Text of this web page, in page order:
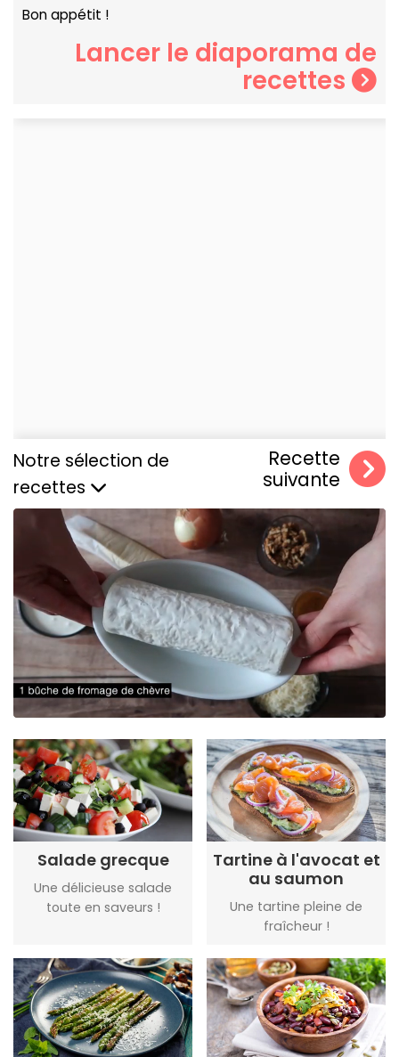
Bon appétit !
Lancer le diaporama de
recettes
Notre sélection de
recettes
Recette
suivante
Salade grecque
Une délicieuse salade
toute en saveurs !
Tartine à l'avocat et
au saumon
Une tartine pleine de
fraîcheur !